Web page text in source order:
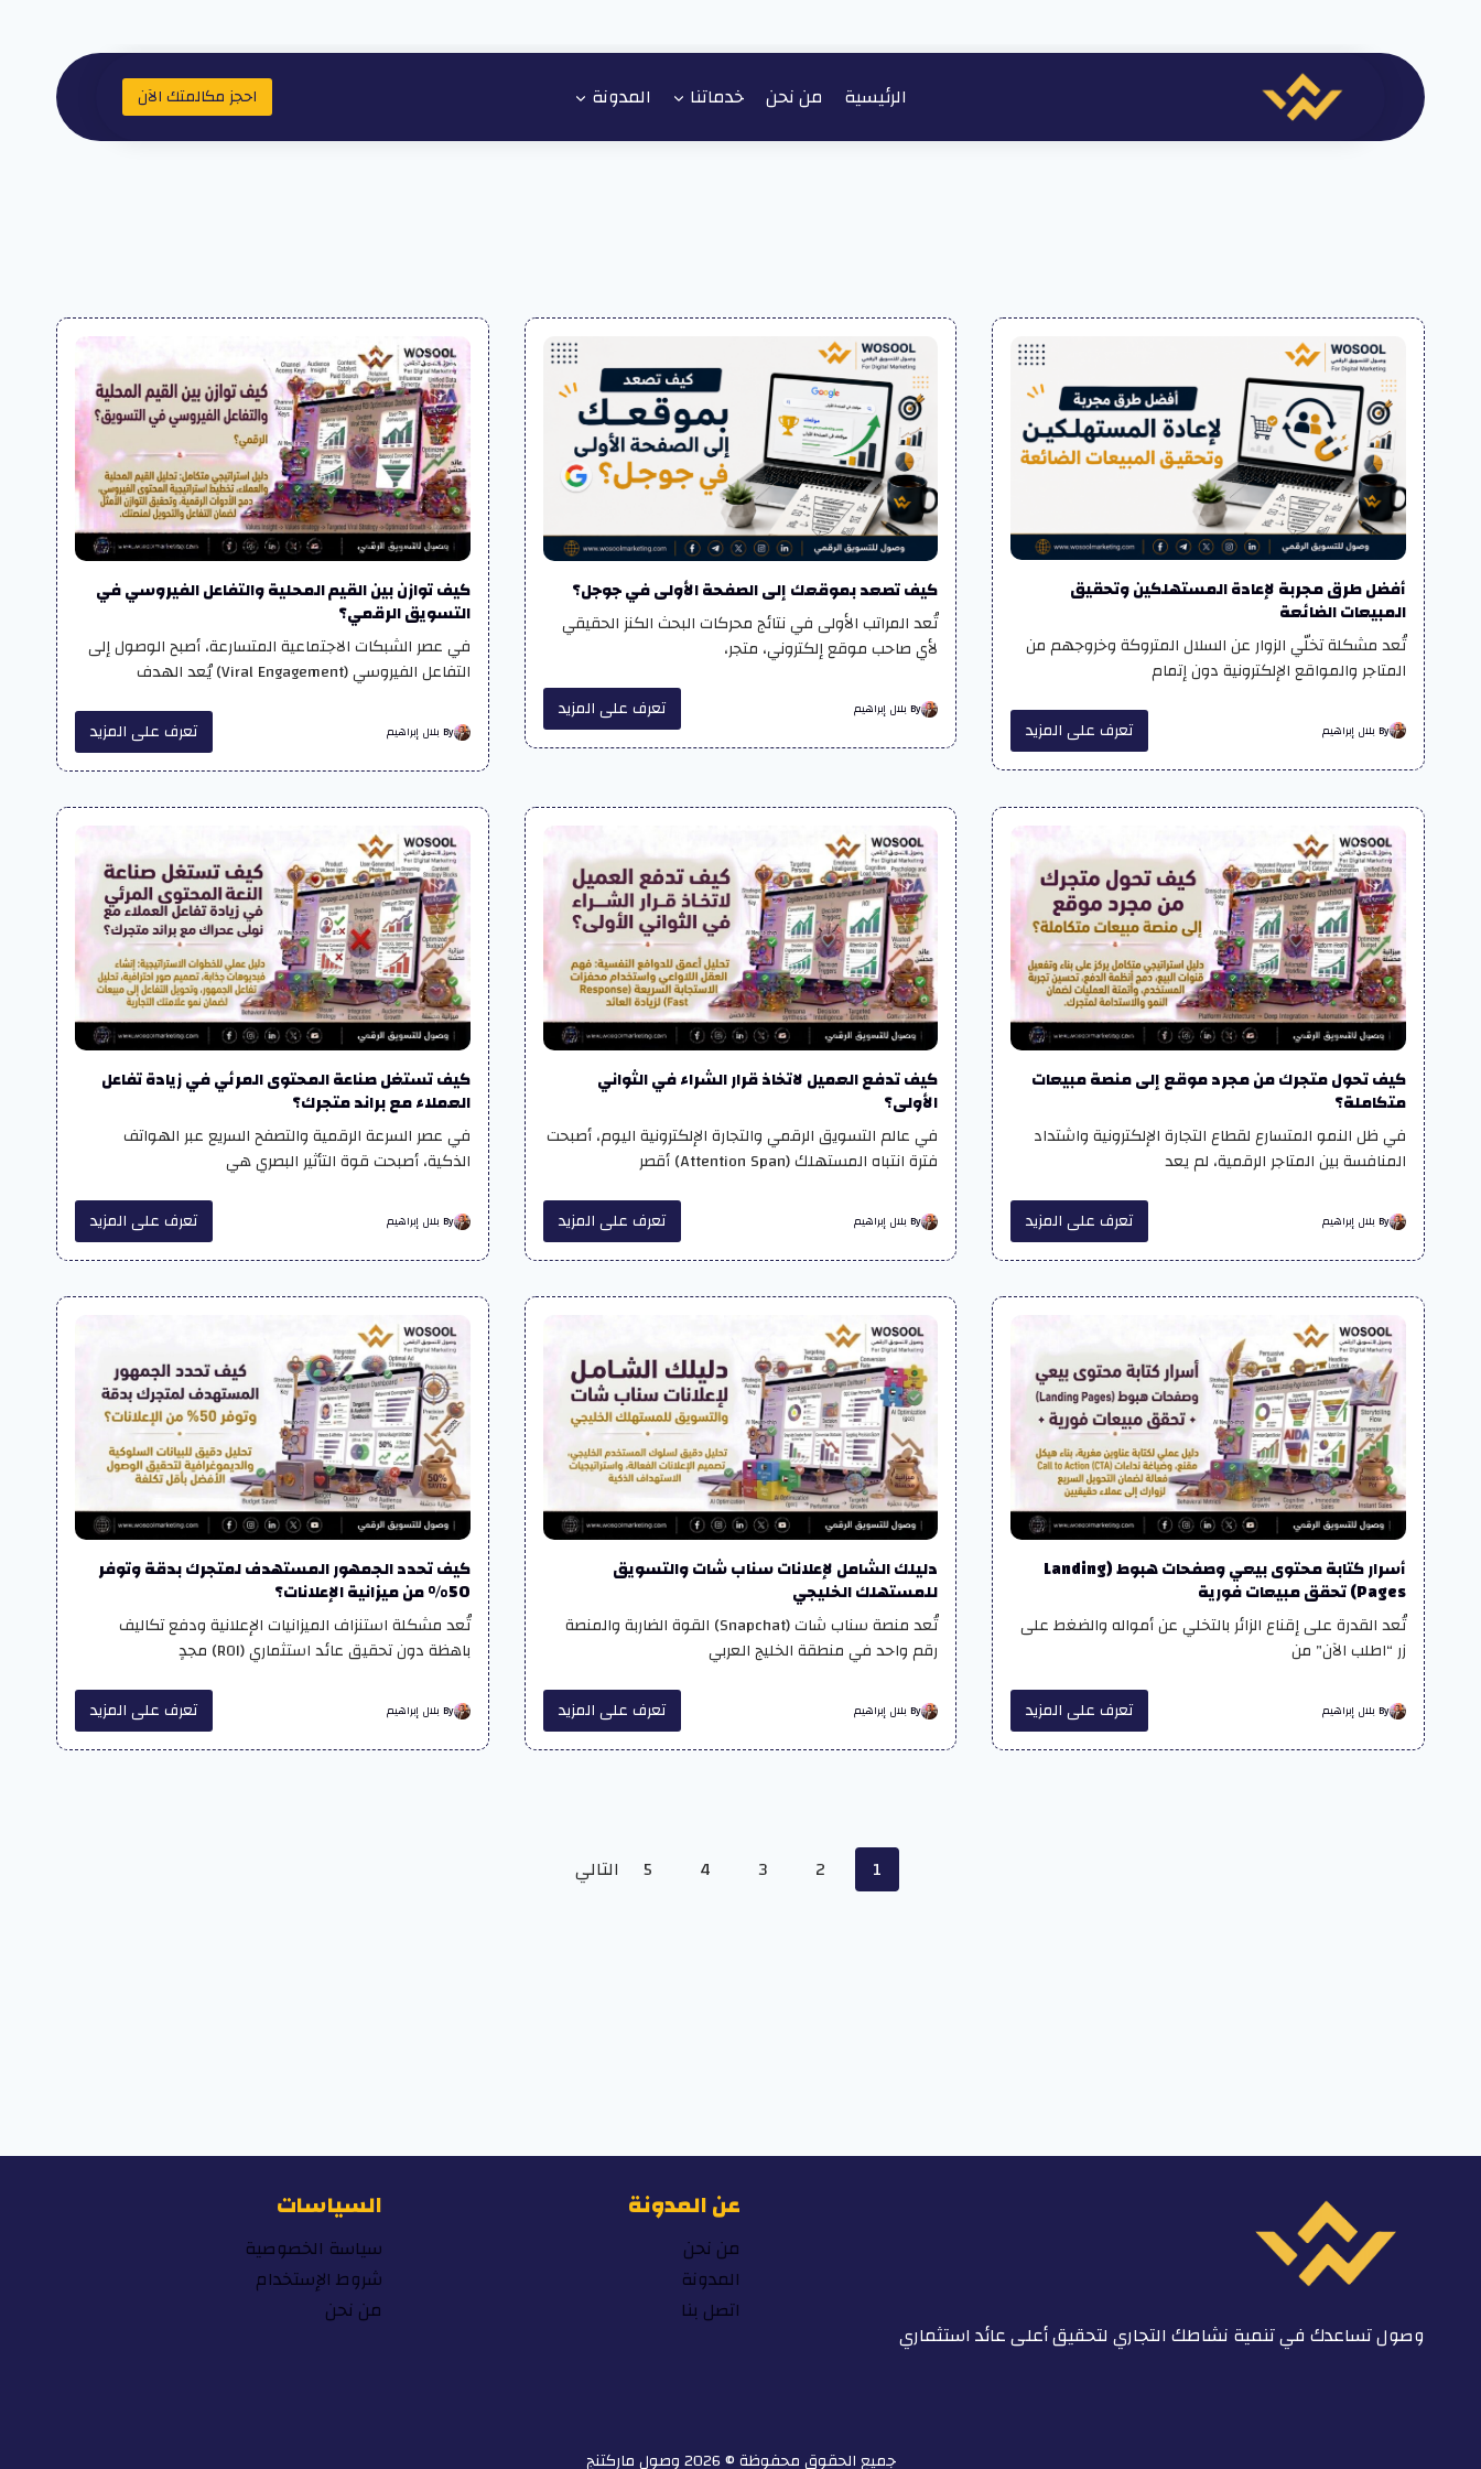
المحتوى
الرئيسية من نحن خدماتنا المدونة احجز مكالمتك الآن
أفضل طرق مجربة لإعادة المستهلكين وتحقيق
المبيعات الضائعة
تُعد مشكلة تخلّي الزوار عن السلال المتروكة وخروجهم من
المتاجر والمواقع الإلكترونية دون إتمام
By بلال إبراهيم تعرف على المزيد
كيف تصعد بموقعك إلى الصفحة الأولى في جوجل؟
تُعد المراتب الأولى في نتائج محركات البحث الكنز الحقيقي
لأي صاحب موقع إلكتروني، متجر،
By بلال إبراهيم تعرف على المزيد
كيف توازن بين القيم المحلية والتفاعل الفيروسي في
التسويق الرقمي؟
في عصر الشبكات الاجتماعية المتسارعة، أصبح الوصول إلى
التفاعل الفيروسي (Viral Engagement) يُعد الهدف
By بلال إبراهيم تعرف على المزيد
كيف تحول متجرك من مجرد موقع إلى منصة مبيعات
متكاملة؟
في ظل النمو المتسارع لقطاع التجارة الإلكترونية واشتداد
المنافسة بين المتاجر الرقمية، لم يعد
By بلال إبراهيم تعرف على المزيد
كيف تدفع العميل لاتخاذ قرار الشراء في الثواني
الأولى؟
في عالم التسويق الرقمي والتجارة الإلكترونية اليوم، أصبحت
فترة انتباه المستهلك (Attention Span) أقصر
By بلال إبراهيم تعرف على المزيد
كيف تستغل صناعة المحتوى المرئي في زيادة تفاعل
العملاء مع براند متجرك؟
في عصر السرعة الرقمية والتصفح السريع عبر الهواتف
الذكية، أصبحت قوة التأثير البصري هي
By بلال إبراهيم تعرف على المزيد
أسرار كتابة محتوى بيعي وصفحات هبوط (Landing
Pages) تحقق مبيعات فورية
تُعد القدرة على إقناع الزائر بالتخلي عن أمواله والضغط على
زر “اطلب الآن” من
By بلال إبراهيم تعرف على المزيد
دليلك الشامل لإعلانات سناب شات والتسويق
للمستهلك الخليجي
تُعد منصة سناب شات (Snapchat) القوة الضاربة والمنصة
رقم واحد في منطقة الخليج العربي
By بلال إبراهيم تعرف على المزيد
كيف تحدد الجمهور المستهدف لمتجرك بدقة وتوفر
50% من ميزانية الإعلانات؟
تُعد مشكلة استنزاف الميزانيات الإعلانية ودفع تكاليف
باهظة دون تحقيق عائد استثماري (ROI) مجدٍ
By بلال إبراهيم تعرف على المزيد
Posts
1
2
3
4
5 التالي
وصول تساعدك في تنمية نشاطك التجاري لتحقيق أعلى عائد استثماري
عن المدونة
من نحن
المدونة
اتصل بنا
السياسات
سياسة الخصوصية
شروط الإستخدام
من نحن
جميع الحقوق محفوظة © 2026 وصول ماركتنج